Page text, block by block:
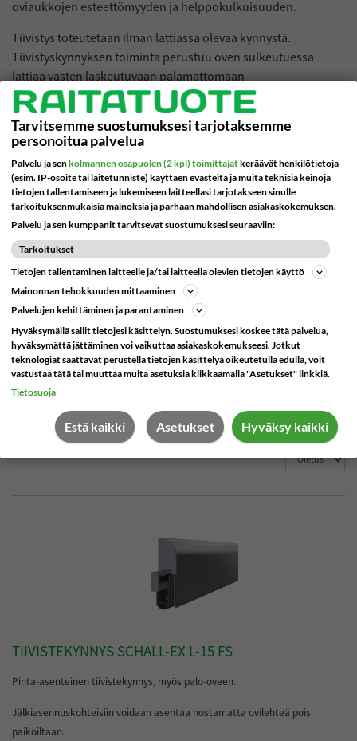
oviaukkojen esteettömyyden ja helppokulkuisuuden.
Tiivistys toteutetaan ilman lattiassa olevaa kynnystä.
Tiivistyskynnyksen toiminta perustuu oven sulkeutuessa
lattiaa vasten laskeutuvaan palamattomaan
silikonikumitiivisteeseen.
Tiivistekynnys soveltuu erityisen hyvin äänieristys- ja palo-
oviin. Tyypillisesti sitä käytetäänkin paljon esimerkiksi
sairaaloissa, kouluissa, palvelukodeissa, hotelleissa ja muissa
julkisissa laitoksissa.
Kynnysmalli määritellään usein kohteen
suunnitteluvaiheessa, mutta tiivistekynnystä voidaan käyttää
myös korjaus- ja saneerauskohteissa.
Tiivistekynnys voidaan asentaa niin sarana- kuin
liukuoveenkin materiaalista riippumatta - myös lasiovet
onnistuvat.
Lue lisää
Palaa takaisin ryhmään Tuotteet Järjestä
TIIVISTEKYNNYS SCHALL-EX L-15 FS
Pinta-asenteinen tiivistekynnys, myös palo-oveen.
Jälkiasennuskohteisiin voidaan asentaa nostamatta ovilehteä pois
paikoiltaan.
Harjatiivisteet
Kumitiivisteet
Tiivisteprofiilit
Nukkaharjatiivisteet
Tiivistekynnykset
Sormisuojat
Liimat
Postiluukut
Patterinsuojus
Pilarisuoja
Pivot saranat
Sähkösaranat
Tarvitsemme suostumuksesi tarjotaksemme
personoitua palvelua
Palvelu ja senkolmannen osapuolen (2 kpl) toimittajatkeräävät henkilötietoja
(esim. IP-osoite tai laitetunniste) käyttäen evästeitä ja muita teknisiä keinoja
tietojen tallentamiseen ja lukemiseen laitteellasi tarjotakseen sinulle
tarkoituksenmukaisia mainoksia ja parhaan mahdollisen asiakaskokemuksen.
Palvelu ja sen kumppanit tarvitsevat suostumuksesi seuraaviin:
Tarkoitukset
Tietojen tallentaminen laitteelle ja/tai laitteella olevien tietojen käyttö
Mainonnan tehokkuuden mittaaminen
Palvelujen kehittäminen ja parantaminen
Hyväksymällä sallit tietojesi käsittelyn. Suostumuksesi koskee tätä palvelua,
hyväksymättä jättäminen voi vaikuttaa asiakaskokemukseesi. Jotkut
teknologiat saattavat perustella tietojen käsittelyä oikeutetulla edulla, voit
vastustaa tätä tai muuttaa muita asetuksia klikkaamalla "Asetukset" linkkiä.
Tietosuoja
Estä kaikki Asetukset Hyväksy kaikki